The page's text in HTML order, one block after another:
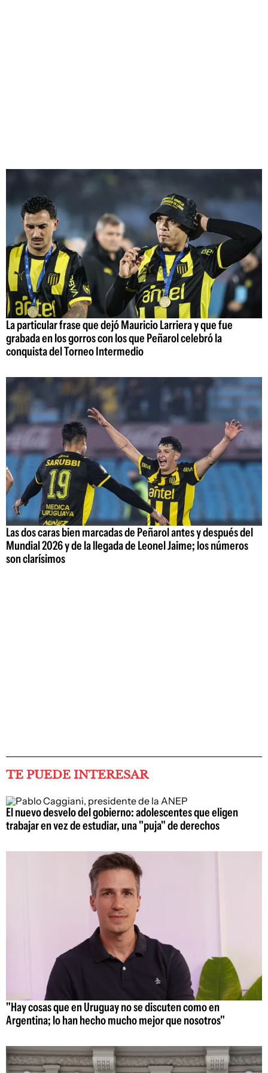
La particular frase que dejó Mauricio Larriera y que fue
grabada en los gorros con los que Peñarol celebró la
conquista del Torneo Intermedio
Las dos caras bien marcadas de Peñarol antes y después del
Mundial 2026 y de la llegada de Leonel Jaime; los números
son clarísimos
TE PUEDE INTERESAR
El nuevo desvelo del gobierno: adolescentes que eligen
trabajar en vez de estudiar, una "puja" de derechos
"Hay cosas que en Uruguay no se discuten como en
Argentina; lo han hecho mucho mejor que nosotros"